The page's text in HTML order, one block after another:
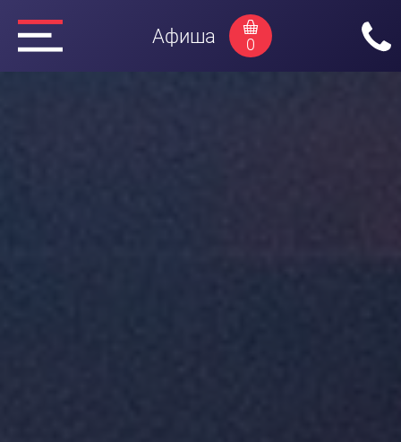
Афиша 0